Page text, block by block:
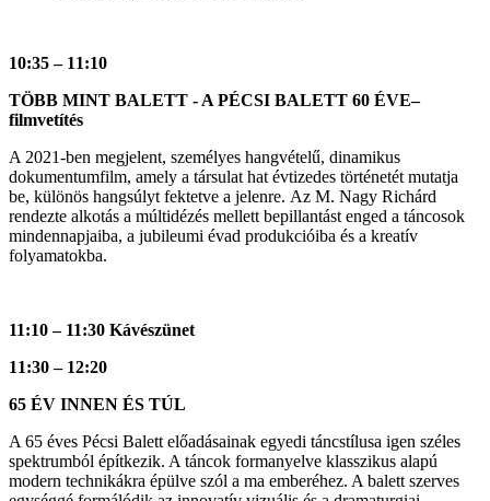
10:35 – 11:10
TÖBB MINT BALETT - A PÉCSI BALETT 60 ÉVE–
filmvetítés
A 2021-ben megjelent, személyes hangvételű, dinamikus
dokumentumfilm, amely a társulat hat évtizedes történetét mutatja
be, különös hangsúlyt fektetve a jelenre. Az M. Nagy Richárd
rendezte alkotás a múltidézés mellett bepillantást enged a táncosok
mindennapjaiba, a jubileumi évad produkcióiba és a kreatív
folyamatokba.
11:10 – 11:30 Kávészünet
11:30 – 12:20
65 ÉV INNEN ÉS TÚL
A 65 éves Pécsi Balett előadásainak egyedi táncstílusa igen széles
spektrumból építkezik. A táncok formanyelve klasszikus alapú
modern technikákra épülve szól a ma emberéhez. A balett szerves